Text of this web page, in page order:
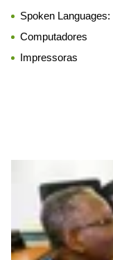
Spoken Languages:
Computadores
Impressoras